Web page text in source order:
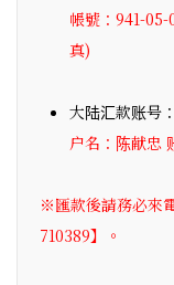
帳號：941-
真)
大陆汇款账号
户名：陈献忠
※匯款後請務必來
710389】。